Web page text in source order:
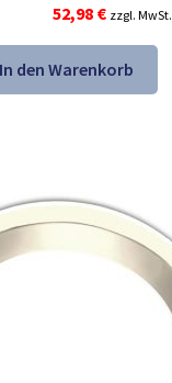
Ursprünglicher
Preis
war:
78,74 €
52,98 €Aktueller
Preis
ist:
52,98 €.
zzgl. MwSt.
In den Warenkorb